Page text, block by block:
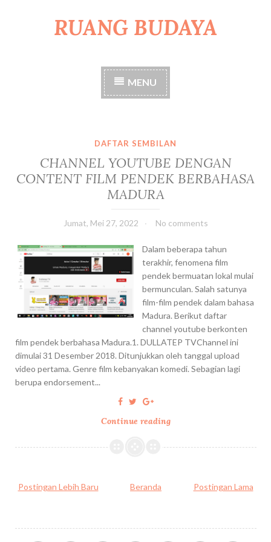
t
RUANG BUDAYA
MENU
DAFTAR SEMBILAN
CHANNEL YOUTUBE DENGAN
CONTENT FILM PENDEK BERBAHASA
MADURA
Jumat, Mei 27, 2022 No comments
Dalam beberapa tahun
terakhir, fenomena film
pendek bermuatan lokal mulai
bermunculan. Salah satunya
film-film pendek dalam bahasa
Madura. Berikut daftar
channel youtube berkonten
film pendek berbahasa Madura.1. DULLATEP TVChannel ini
dimulai 31 Desember 2018. Ditunjukkan oleh tanggal upload
video pertama. Genre film kebanyakan komedi. Sebagian lagi
berupa endorsement...
Continue readingC
A
O
Postingan Lebih Baru Postingan Lama
Beranda